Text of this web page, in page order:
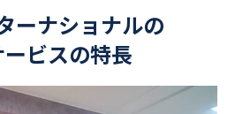
ーナショナルの
ビスの特長